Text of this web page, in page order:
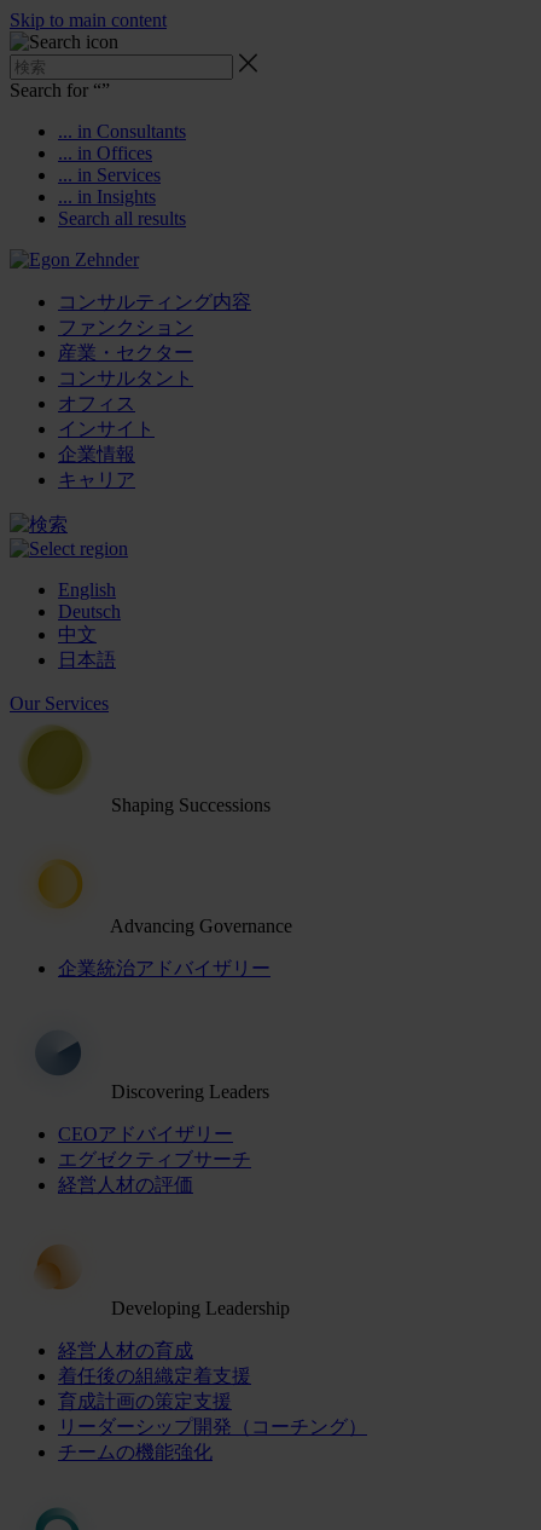
Skip to main content
Search for “”
... in Consultants
... in Offices
... in Services
... in Insights
Search all results
コンサルティング内容
ファンクション
産業・セクター
コンサルタント
オフィス
インサイト
企業情報
キャリア
English
Deutsch
中文
日本語
Our Services
Shaping Successions
Advancing Governance
企業統治アドバイザリー
Discovering Leaders
CEOアドバイザリー
エグゼクティブサーチ
経営人材の評価
Developing Leadership
経営人材の育成
着任後の組織定着支援
育成計画の策定支援
リーダーシップ開発（コーチング）
チームの機能強化